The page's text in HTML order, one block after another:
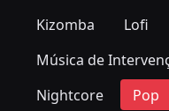
Kizomba
Lofi
Música de
Nightcore
Pop